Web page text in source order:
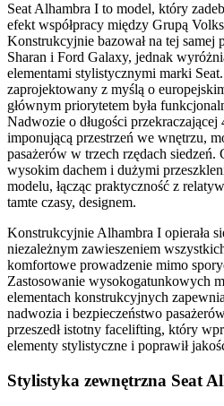
Seat Alhambra I to model, który
efekt współpracy między Grupą
Konstrukcyjnie bazował na tej samej
Sharan i Ford Galaxy, jednak
elementami stylistycznymi marki Seat.
zaprojektowany z myślą o
głównym priorytetem była
Nadwozie o długości przekraczającej
imponującą przestrzeń we wnętrzu,
pasażerów w trzech rzędach
wysokim dachem i dużymi
modelu, łącząc praktyczność z
tamte czasy, designem.
Konstrukcyjnie Alhambra I opierała
niezależnym zawieszeniem
komfortowe prowadzenie mimo
Zastosowanie wysokogatunkowych
elementach konstrukcyjnych
nadwozia i bezpieczeństwo
przeszedł istotny facelifting, który
elementy stylistyczne i poprawił
Stylistyka zewnętrzna Seat